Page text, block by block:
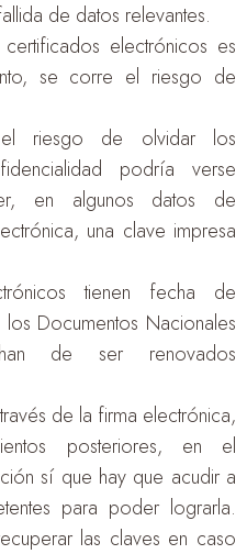
de datos relevantes.
electrónicos es
se corre el riesgo de
riesgo de olvidar los
podría verse
en algunos datos de
una clave impresa
tienen fecha de
Documentos Nacionales
de ser renovados
de la firma electrónica,
posteriores, en el
sí que hay que acudir a
para poder lograrla.
las claves en caso